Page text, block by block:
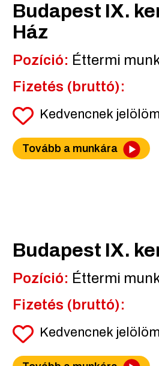
Budapest IX.
Ház
Pozíció: Éttermi
Fizetés (bruttó):
Kedvencnek jelölöm
Tovább a munkára
Budapest IX.
Pozíció: Éttermi
Fizetés (bruttó):
Kedvencnek jelölöm